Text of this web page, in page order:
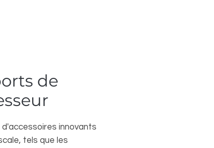
de
d'accessoires innovants
tels que les